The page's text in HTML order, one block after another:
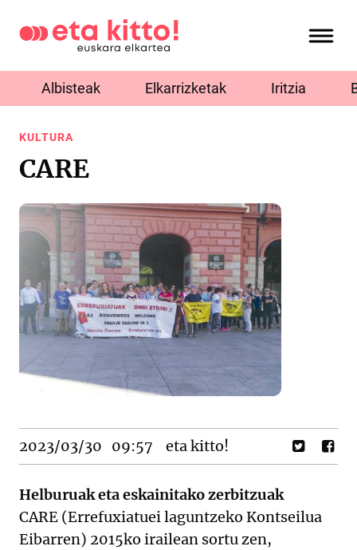
Albisteak Elkarrizketak Iritzia
KULTURA
CARE
2023/03/30 09:57 eta kitto!
Helburuak eta eskainitako zerbitzuak
CARE (Errefuxiatuei laguntzeko Kontseilua
Eibarren) 2015ko irailean sortu zen,